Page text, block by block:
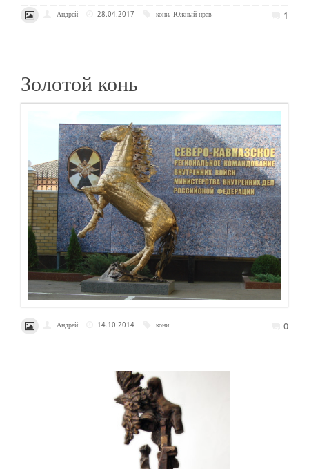
Андрей 28.04.2017 кони,Южный нрав 1
Золотой конь
Андрей 14.10.2014 кони 0